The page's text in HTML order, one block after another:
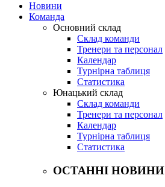
Новини
Команда
Основний склад
Склад команди
Тренери та персонал
Календар
Турнірна таблиця
Статистика
Юнацький склад
Склад команди
Тренери та персонал
Календар
Турнірна таблиця
Статистика
ОСТАННІ НОВИНИ